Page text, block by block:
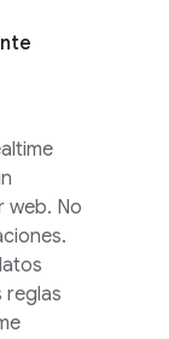
web. No
reglas